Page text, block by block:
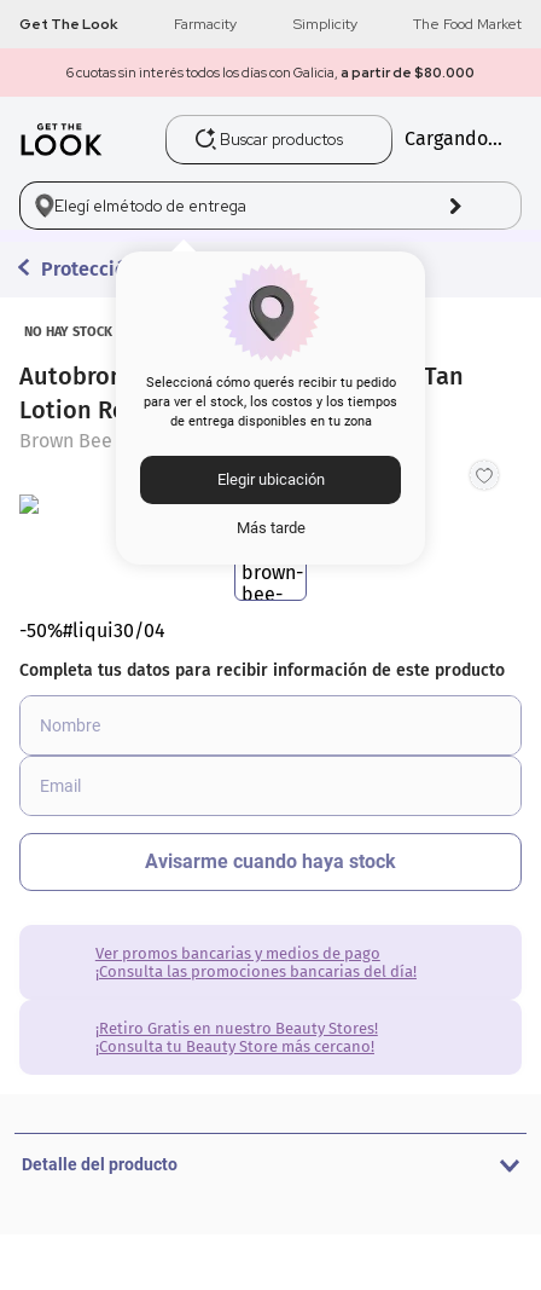
Get The Look Farmacity Simplicity The Food Market
6 cuotas sin interés todos los días con Galicia, a partir de $80.000
Buscar productos
Cargando...
Elegí elmétodo de entrega
Seleccioná cómo querés recibir tu pedido
para ver el stock, los costos y los tiempos
de entrega disponibles en tu zona
Elegir ubicación
Más tarde
Protección Solar
NO HAY STOCK
Autobronceador Brown Bee Gradual Tan
Lotion Refill x 300 ml
Brown Bee
-50%#liqui30/04
Ver promos bancarias y medios de pago
¡Consulta las promociones bancarias del día!
¡Retiro Gratis en nuestro Beauty Stores!
¡Consulta tu Beauty Store más cercano!
Detalle del producto
1 get the look
2 máscara pestañas
3.
5. corrector
10 labial